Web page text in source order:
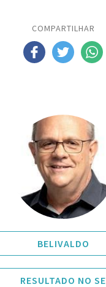
COMPARTILHAR
BELIVALDO
RESULTADO NO SE